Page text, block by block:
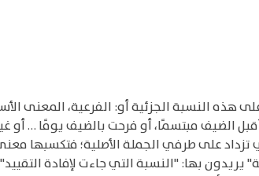
النسبة الجزئية أو: الفرعية، المعنى
الضيف مبتسمًا، أو فرحت بالضيف يومًا … أو
تزداد على طرفي الجملة الأصلية؛ فتكسبها
بها: "النسبة التي جاءت لإفادة